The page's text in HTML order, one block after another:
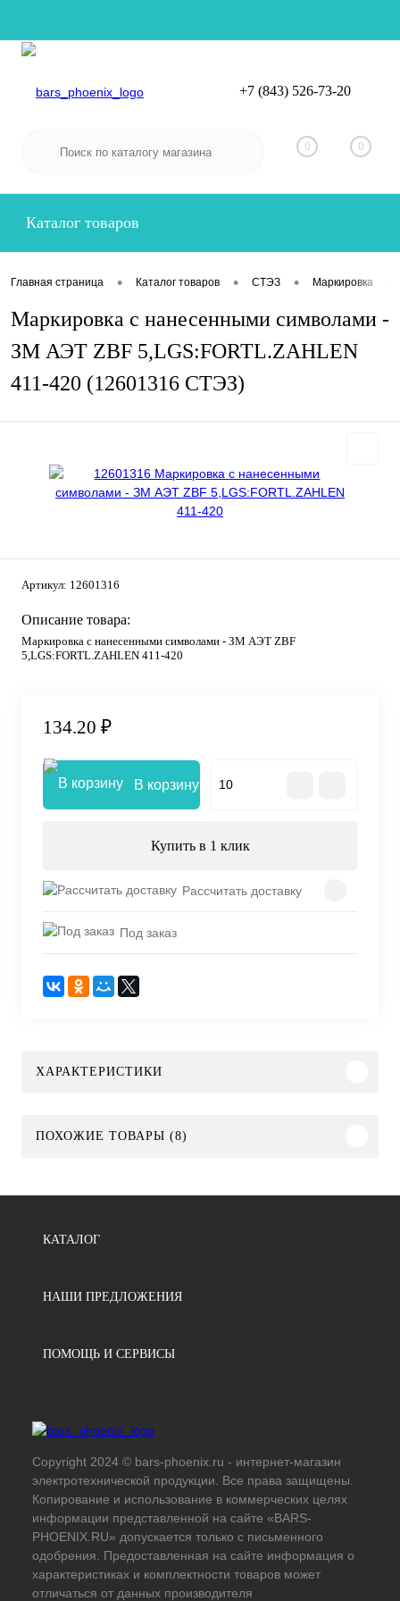
Вход
+7 (843) 526-73-20
0 0
Каталог товаров
Главная страница • Каталог товаров • СТЭЗ • Маркировка
Маркировка с нанесенными символами -
ЗМ АЭТ ZBF 5,LGS:FORTL.ZAHLEN
411-420 (12601316 СТЭЗ)
Артикул: 12601316
Описание товара:
Маркировка с нанесенными символами - ЗМ АЭТ ZBF
5,LGS:FORTL.ZAHLEN 411-420
134.20 ₽
В корзину
Купить в 1 клик
Рассчитать доставку
Под заказ
ХАРАКТЕРИСТИКИ
ПОХОЖИЕ ТОВАРЫ (8)
КАТАЛОГ
НАШИ ПРЕДЛОЖЕНИЯ
ПОМОЩЬ И СЕРВИСЫ
Copyright 2024 © bars-phoenix.ru - интернет-магазин
электротехнической продукции. Все права защищены.
Копирование и использование в коммерческих целях
информации представленной на сайте «BARS-
PHOENIX.RU» допускается только с письменного
одобрения. Предоставленная на сайте информация о
характеристиках и комплектности товаров может
отличаться от данных производителя